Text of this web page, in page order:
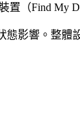
置（Find My
影響。整體